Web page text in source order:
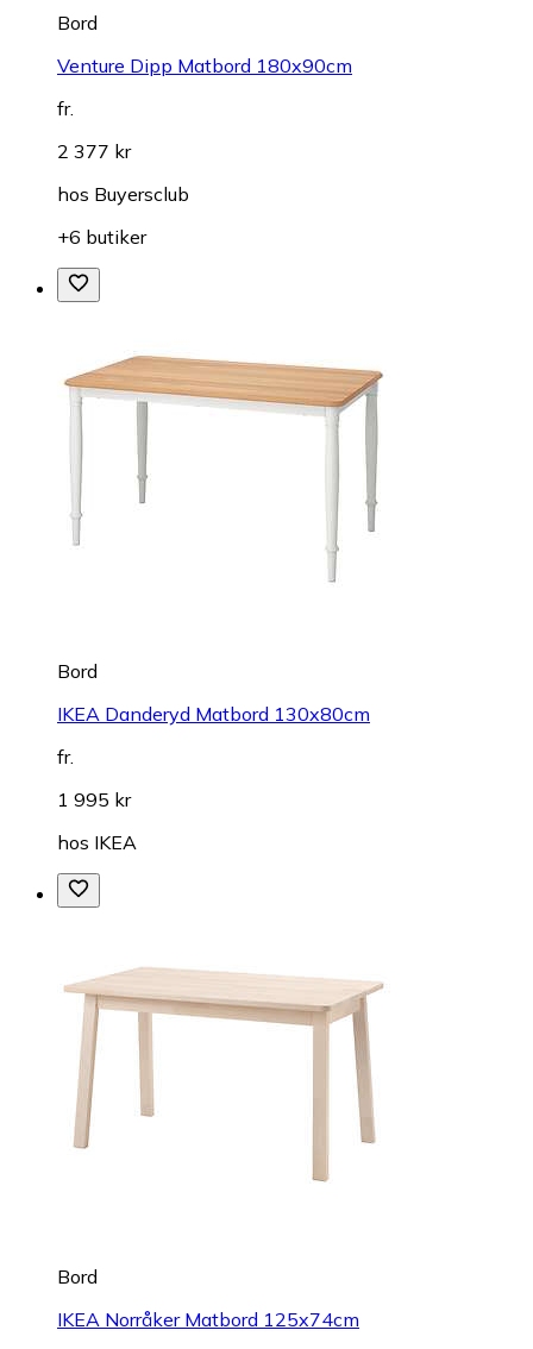
Bord
Venture Dipp Matbord 180x90cm
fr.
2 377 kr
hos Buyersclub
+6 butiker
Bord
IKEA Danderyd Matbord 130x80cm
fr.
1 995 kr
hos IKEA
Bord
IKEA Norråker Matbord 125x74cm